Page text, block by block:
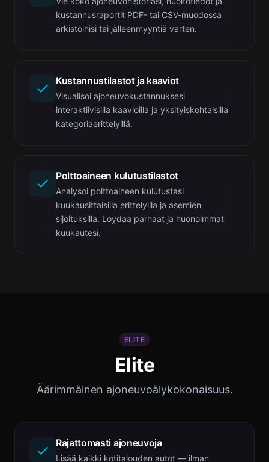
kustannusraportit PDF- tai CSV-muodossa
arkistoihisi tai jälleenmyyntiä varten.
Kustannustilastot ja kaaviot
Visualisoi ajoneuvokustannuksesi
interaktiivisilla kaavioilla ja yksityiskohtaisilla
kategoriaerittelyillä.
Polttoaineen kulutustilastot
Analysoi polttoaineen kulutustasi
kuukausittaisilla erittelyilla ja asemien
sijoituksilla. Loydaa parhaat ja huonoimmat
kuukautesi.
ELITE
Elite
Äärimmäinen ajoneuvoälykokonaisuus.
Rajattomasti ajoneuvoja
Lisää kaikki kotitalouden autot — ilman